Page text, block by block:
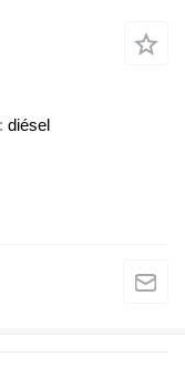
diésel